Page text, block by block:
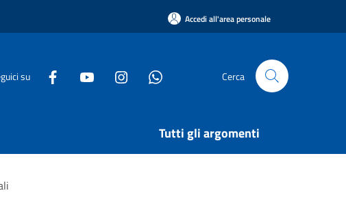
Accedi all'area personale
su Cerca
Tutti gli argomenti